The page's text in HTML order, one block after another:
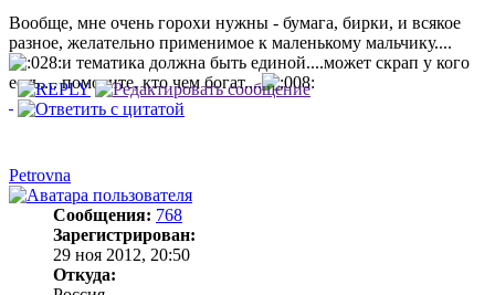
Вообще, мне очень горохи нужны - бумага, бирки, и всякое
разное, желательно применимое к маленькому мальчику....
и тематика должна быть единой....может скрап у кого
есть.... помогите, кто чем богат....
Petrovna
Сообщения: 768
Зарегистрирован:
29 ноя 2012, 20:50
Откуда: